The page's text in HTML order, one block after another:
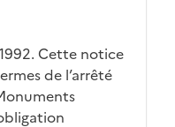
Cette notice
de l’arrêté